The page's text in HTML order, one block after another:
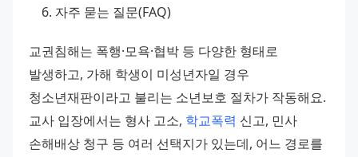
자주 묻는 질문(FAQ)
교권침해는 폭행·모욕·협박 등 다양한 형태로
발생하고, 가해 학생이 미성년자일 경우
청소년재판이라고 불리는 소년보호 절차가 작동해요.
교사 입장에서는 형사 고소, 학교폭력 신고, 민사
손해배상 청구 등 여러 선택지가 있는데, 어느 경로를